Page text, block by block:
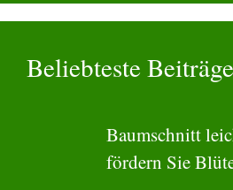
Beliebteste Beiträge
Baumschnitt
fördern Sie